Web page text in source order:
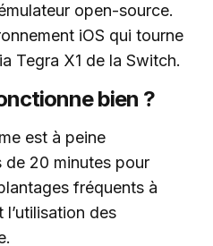
open-source.
iOS qui tourne
Tegra X1 de la Switch.
bien ?
est à peine
20 minutes pour
fréquents à
des